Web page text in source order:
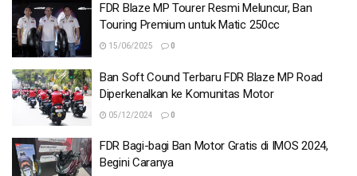
FDR Blaze MP Tourer Resmi Meluncur, Ban
Touring Premium untuk Matic 250cc
15/06/2025 0
Ban Soft Cound Terbaru FDR Blaze MP Road
Diperkenalkan ke Komunitas Motor
05/12/2024 0
FDR Bagi-bagi Ban Motor Gratis di IMOS 2024,
Begini Caranya